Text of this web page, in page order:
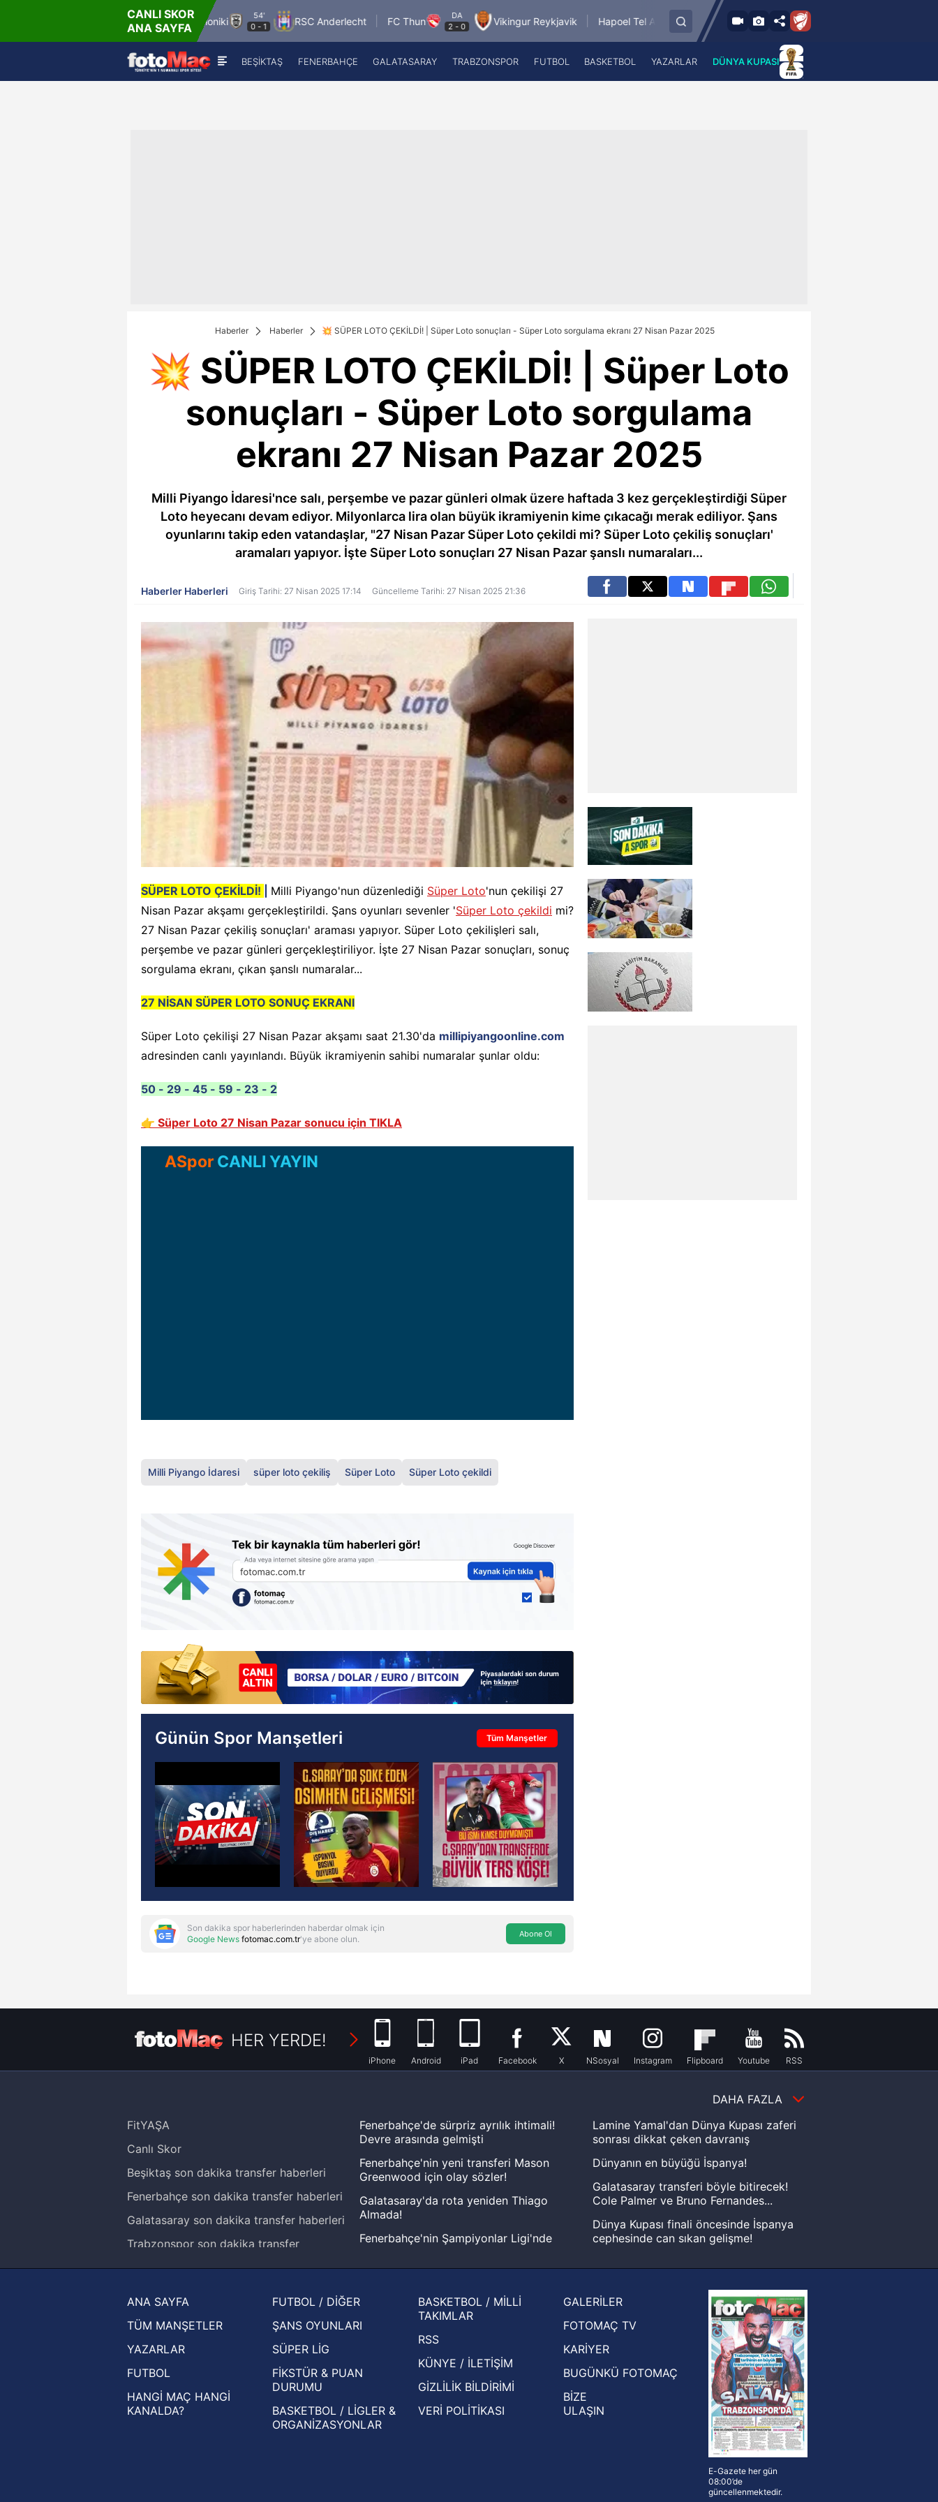
CANLI SKOR
ANA SAYFA
Paok Thessaloniki
54'
0-1 RSC Anderlecht FC Thun
2-0 Vikingur Reykjavik Hapoel Tel Aviv FC 0 GKS Katowice FC Twente Enschede
A Haber Radyo
BEŞİKTAŞ FENERBAHÇE GALATASARAY TRABZONSPOR FUTBOL BASKETBOL YAZARLAR DÜNYA KUPASI
Haberler Haberler 💥 SÜPER LOTO ÇEKİLDİ! | Süper Loto sonuçları - Süper Loto sorgulama ekranı 27 Nisan Pazar 2025
💥 SÜPER LOTO ÇEKİLDİ! | Süper Loto
sonuçları - Süper Loto sorgulama
ekranı 27 Nisan Pazar 2025
Milli Piyango İdaresi'nce salı, perşembe ve pazar günleri olmak üzere haftada 3 kez gerçekleştirdiği Süper
Loto heyecanı devam ediyor. Milyonlarca lira olan büyük ikramiyenin kime çıkacağı merak ediliyor. Şans
oyunlarını takip eden vatandaşlar, "27 Nisan Pazar Süper Loto çekildi mi? Süper Loto çekiliş sonuçları'
aramaları yapıyor. İşte Süper Loto sonuçları 27 Nisan Pazar şanslı numaraları...
Haberler Haberleri Giriş Tarihi: 27 Nisan 2025 17:14 Güncelleme Tarihi: 27 Nisan 2025 21:36
SÜPER LOTO ÇEKİLDİ! Milli Piyango'nun düzenlediği Süper Loto'nun çekilişi 27
Nisan Pazar akşamı gerçekleştirildi. Şans oyunları sevenler 'Süper Loto çekildi mi?
27 Nisan Pazar çekiliş sonuçları' araması yapıyor. Süper Loto çekilişleri salı,
perşembe ve pazar günleri gerçekleştiriliyor. İşte 27 Nisan Pazar sonuçları, sonuç
sorgulama ekranı, çıkan şanslı numaralar...
27 NİSAN SÜPER LOTO SONUÇ EKRANI
Süper Loto çekilişi 27 Nisan Pazar akşamı saat 21.30'da millipiyangoonline.com
adresinden canlı yayınlandı. Büyük ikramiyenin sahibi numaralar şunlar oldu:
50 - 29 - 45 - 59 - 23 - 2
👉 Süper Loto 27 Nisan Pazar sonucu için TIKLA
ASpor CANLI YAYIN
Milli Piyango İdaresi süper loto çekiliş Süper Loto Süper Loto çekildi
Günün Spor Manşetleri Tüm Manşetler
Son dakika spor haberlerinden haberdar olmak için
Google News fotomac.com.tr'ye abone olun. Abone Ol
HER YERDE!
iPhone Android iPad Facebook X NSosyal Instagram Flipboard Youtube RSS
DAHA FAZLA
FitYAŞA
Canlı Skor
Beşiktaş son dakika transfer haberleri
Fenerbahçe son dakika transfer haberleri
Galatasaray son dakika transfer haberleri
Trabzonspor son dakika transfer
Ziraat Türkiye Kupası haberleri
UEFA Şampiyonlar Ligi haberleri
UEFA Avrupa Ligi haberleri
UEFA Konferans Ligi haberleri
Fenerbahçe'de sürpriz ayrılık ihtimali!
Devre arasında gelmişti
Fenerbahçe'nin yeni transferi Mason
Greenwood için olay sözler!
Galatasaray'da rota yeniden Thiago
Almada!
Fenerbahçe'nin Şampiyonlar Ligi'nde
Zabrze'yi elerlerse...
basından gündem olan manşetler!
Beşiktaş'ın UEFA Avrupa Ligi'nde 3. Ön
Eleme Turu muhtemel rakipleri belli oldu!
Lamine Yamal'dan Dünya Kupası zaferi
sonrası dikkat çeken davranış
Dünyanın en büyüğü İspanya!
Galatasaray transferi böyle bitirecek!
Cole Palmer ve Bruno Fernandes...
Dünya Kupası finali öncesinde İspanya
cephesinde can sıkan gelişme!
Hernan Crespo, Meksika Ligi
ekiplerinden Atlas'ın yeni teknik direktörü
oldu
ANA SAYFA
TÜM MANŞETLER
YAZARLAR
FUTBOL
HANGİ MAÇ HANGİ
KANALDA?
FUTBOL / DİĞER
ŞANS OYUNLARI
SÜPER LİG
FİKSTÜR & PUAN
DURUMU
BASKETBOL / LİGLER &
ORGANİZASYONLAR
BASKETBOL / MİLLİ
TAKIMLAR
RSS
KÜNYE / İLETİŞİM
GİZLİLİK BİLDİRİMİ
VERİ POLİTİKASI
GALERİLER
FOTOMAÇ TV
KARİYER
BUGÜNKÜ FOTOMAÇ
BİZE
ULAŞIN
E-Gazete her gün
08:00’de
güncellenmektedir.